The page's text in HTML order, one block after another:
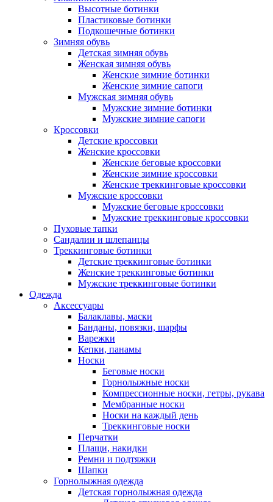
Высотные ботинки
Пластиковые ботинки
Подкошечные ботинки
Зимняя обувь
Детская зимняя обувь
Женская зимняя обувь
Женские зимние ботинки
Женские зимние сапоги
Мужская зимняя обувь
Мужские зимние ботинки
Мужские зимние сапоги
Кроссовки
Детские кроссовки
Женские кроссовки
Женские беговые кроссовки
Женские зимние кроссовки
Женские треккинговые кроссовки
Мужские кроссовки
Мужские беговые кроссовки
Мужские треккинговые кроссовки
Пуховые тапки
Сандалии и шлепанцы
Треккинговые ботинки
Детские треккинговые ботинки
Женские треккинговые ботинки
Мужские треккинговые ботинки
Одежда
Аксессуары
Балаклавы, маски
Банданы, повязки, шарфы
Варежки
Кепки, панамы
Носки
Беговые носки
Горнолыжные носки
Компрессионные носки, гетры, рукава
Мембранные носки
Носки на каждый день
Треккинговые носки
Перчатки
Плащи, накидки
Ремни и подтяжки
Шапки
Горнолыжная одежда
Детская горнолыжная одежда